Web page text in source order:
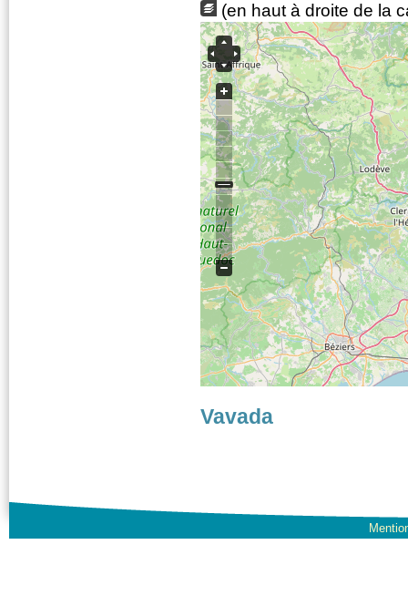
(en haut à droite de la
Vavada